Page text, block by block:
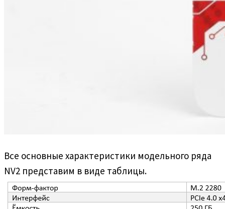
Все основные характеристики модельного ряда
NV2 представим в виде таблицы.